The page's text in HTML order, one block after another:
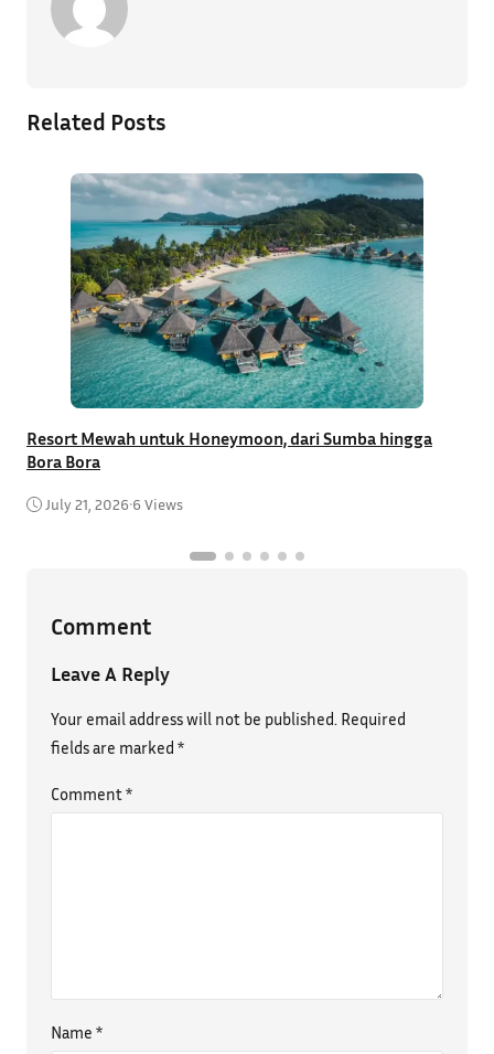
Related Posts
Resort Mewah untuk Honeymoon, dari Sumba hingga
Bora Bora
July 21, 2026•6 Views
Comment
Leave A Reply
Your email address will not be published. Required
fields are marked *
Comment*
Name *